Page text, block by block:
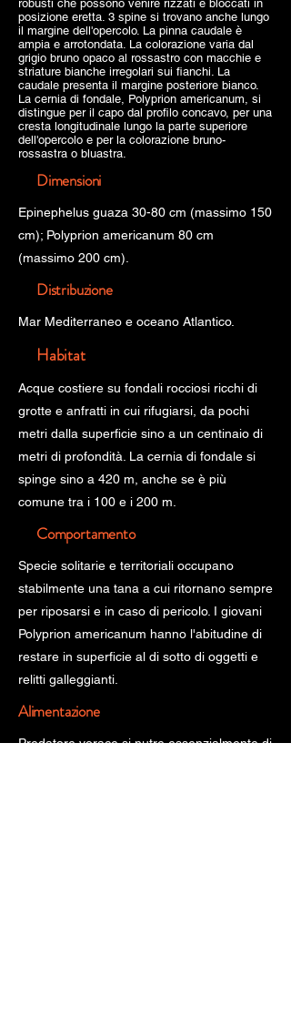
robusti che possono venire rizzati e bloccati in
posizione eretta. 3 spine si trovano anche lungo
il margine dell'opercolo. La pinna caudale è
ampia e arrotondata. La colorazione varia dal
grigio bruno opaco al rossastro con macchie e
striature bianche irregolari sui fianchi. La
caudale presenta il margine posteriore bianco.
La cernia di fondale, Polyprion americanum, si
distingue per il capo dal profilo concavo, per una
cresta longitudinale lungo la parte superiore
dell'opercolo e per la colorazione bruno-
rossastra o bluastra.
Dimensioni
Epinephelus guaza 30-80 cm (massimo 150
cm); Polyprion americanum 80 cm
(massimo 200 cm).
Distribuzione
Mar Mediterraneo e oceano Atlantico.
Habitat
Acque costiere su fondali rocciosi ricchi di
grotte e anfratti in cui rifugiarsi, da pochi
metri dalla superficie sino a un centinaio di
metri di profondità. La cernia di fondale si
spinge sino a 420 m, anche se è più
comune tra i 100 e i 200 m.
Comportamento
Specie solitarie e territoriali occupano
stabilmente una tana a cui ritornano sempre
per riposarsi e in caso di pericolo. I giovani
Polyprion americanum hanno l'abitudine di
restare in superficie al di sotto di oggetti e
relitti galleggianti.
Alimentazione
Predatore vorace si nutre essenzialmente di